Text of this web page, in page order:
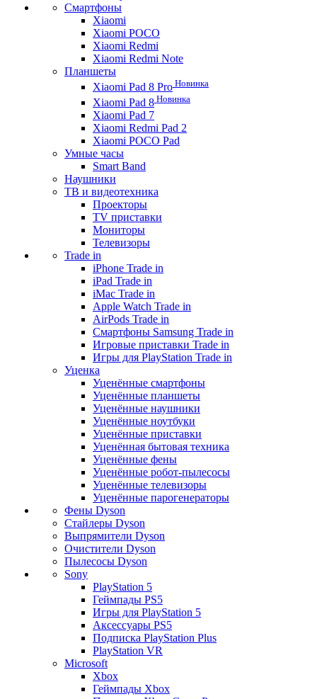
Смартфоны
Xiaomi
Xiaomi POCO
Xiaomi Redmi
Xiaomi Redmi Note
Планшеты
Xiaomi Pad 8 Pro Новинка
Xiaomi Pad 8 Новинка
Xiaomi Pad 7
Xiaomi Redmi Pad 2
Xiaomi POCO Pad
Умные часы
Smart Band
Наушники
ТВ и видеотехника
Проекторы
TV приставки
Мониторы
Телевизоры
Trade in
iPhone Trade in
iPad Trade in
iMac Trade in
Apple Watch Trade in
AirPods Trade in
Смартфоны Samsung Trade in
Игровые приставки Trade in
Игры для PlayStation Trade in
Уценка
Уценённые смартфоны
Уценённые планшеты
Уценённые наушники
Уценённые ноутбуки
Уценённые приставки
Уценённая бытовая техника
Уценённые фены
Уценённые робот-пылесосы
Уценённые телевизоры
Уценённые парогенераторы
Фены Dyson
Стайлеры Dyson
Выпрямители Dyson
Очистители Dyson
Пылесосы Dyson
Sony
PlayStation 5
Геймпады PS5
Игры для PlayStation 5
Аксессуары PS5
Подписка PlayStation Plus
PlayStation VR
Microsoft
Xbox
Геймпады Xbox